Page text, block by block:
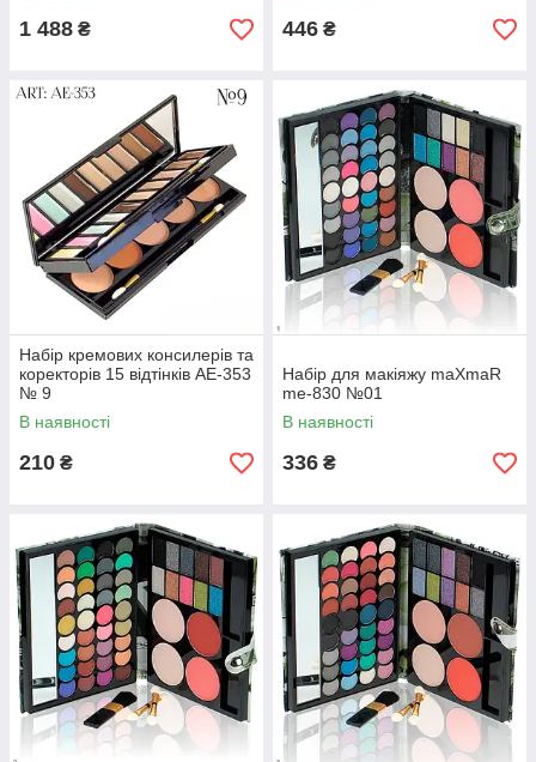
1 488 ₴ 446 ₴
Набір кремових консилерів та
коректорів 15 відтінків AE-353
№ 9
В наявності
210 ₴
Набір для макіяжу maXmaR
me-830 №01
В наявності
336 ₴